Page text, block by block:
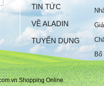
TIN TỨC
VỀ ALADIN
TUYỂN DỤNG
Bộ
Bổ
Shopping Online